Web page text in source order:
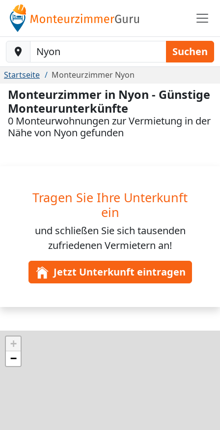
Baustelle-Location Suchen
Startseite Monteurzimmer Nyon
Monteurzimmer in Nyon - Günstige
Monteurunterkünfte
0 Monteurwohnungen zur Vermietung in der
Nähe von Nyon gefunden
Tragen Sie Ihre Unterkunft
ein
und schließen Sie sich tausenden
zufriedenen Vermietern an!
Jetzt Unterkunft eintragen
+
−